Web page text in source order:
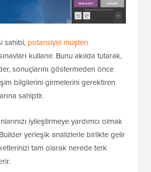
sahibi, potansiyel müşteri
kullanır. Bunu akılda tutarak,
sonuçlarını göstermeden önce
bilgilerini girmelerini gerektiren
sahiptir.
iyileştirmeye yardımcı olmak
yerleşik analizlerle birlikte gelir
tam olarak nerede terk